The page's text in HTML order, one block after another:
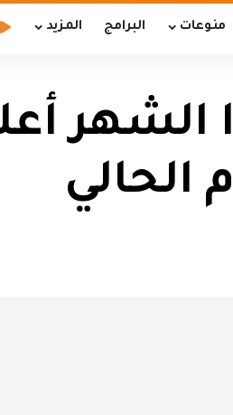
منوعات البرامج المزيد
الشهر
الحالي